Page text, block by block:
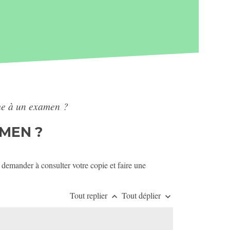
à un examen ?
?
à consulter votre copie et faire une
Tout replier keyboard_arrow_up Tout déplier keyboard_arrow_down